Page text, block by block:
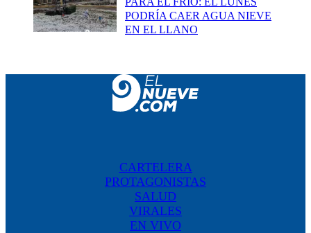
PODRÍA CAER AGUA NIEVE
EN EL LLANO
CARTELERA
PROTAGONISTAS
SALUD
VIRALES
EN VIVO